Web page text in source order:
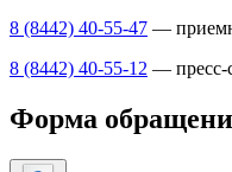
8 (8442) 40-55-47 —
8 (8442) 40-55-12 — пресс-
Форма